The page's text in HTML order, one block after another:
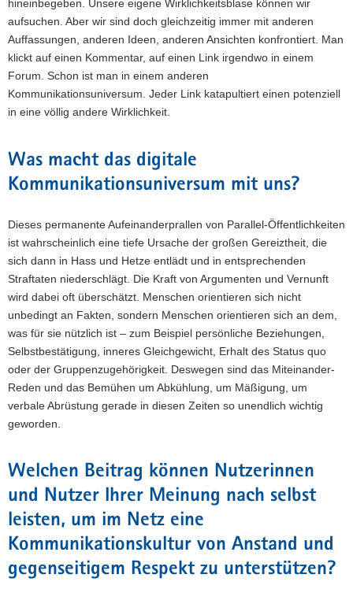
hineinbegeben. Unsere eigene Wirklichkeitsblase können wir
aufsuchen. Aber wir sind doch gleichzeitig immer mit anderen
Auffassungen, anderen Ideen, anderen Ansichten konfrontiert. Man
klickt auf einen Kommentar, auf einen Link irgendwo in einem
Forum. Schon ist man in einem anderen
Kommunikationsuniversum. Jeder Link katapultiert einen potenziell
in eine völlig andere Wirklichkeit.
Was macht das digitale
Kommunikationsuniversum mit uns?
Dieses permanente Aufeinanderprallen von Parallel-Öffentlichkeiten
ist wahrscheinlich eine tiefe Ursache der großen Gereiztheit, die
sich dann in Hass und Hetze entlädt und in entsprechenden
Straftaten niederschlägt. Die Kraft von Argumenten und Vernunft
wird dabei oft überschätzt. Menschen orientieren sich nicht
unbedingt an Fakten, sondern Menschen orientieren sich an dem,
was für sie nützlich ist – zum Beispiel persönliche Beziehungen,
Selbstbestätigung, inneres Gleichgewicht, Erhalt des Status quo
oder der Gruppenzugehörigkeit. Deswegen sind das Miteinander-
Reden und das Bemühen um Abkühlung, um Mäßigung, um
verbale Abrüstung gerade in diesen Zeiten so unendlich wichtig
geworden.
Welchen Beitrag können Nutzerinnen
und Nutzer Ihrer Meinung nach selbst
leisten, um im Netz eine
Kommunikationskultur von Anstand und
gegenseitigem Respekt zu unterstützen?